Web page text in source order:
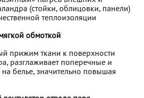
(стойки, облицовки, панели)
теплоизоляции
обмоткой
прижим ткани к поверхности
разглаживает поперечные и
белье, значительно повышая